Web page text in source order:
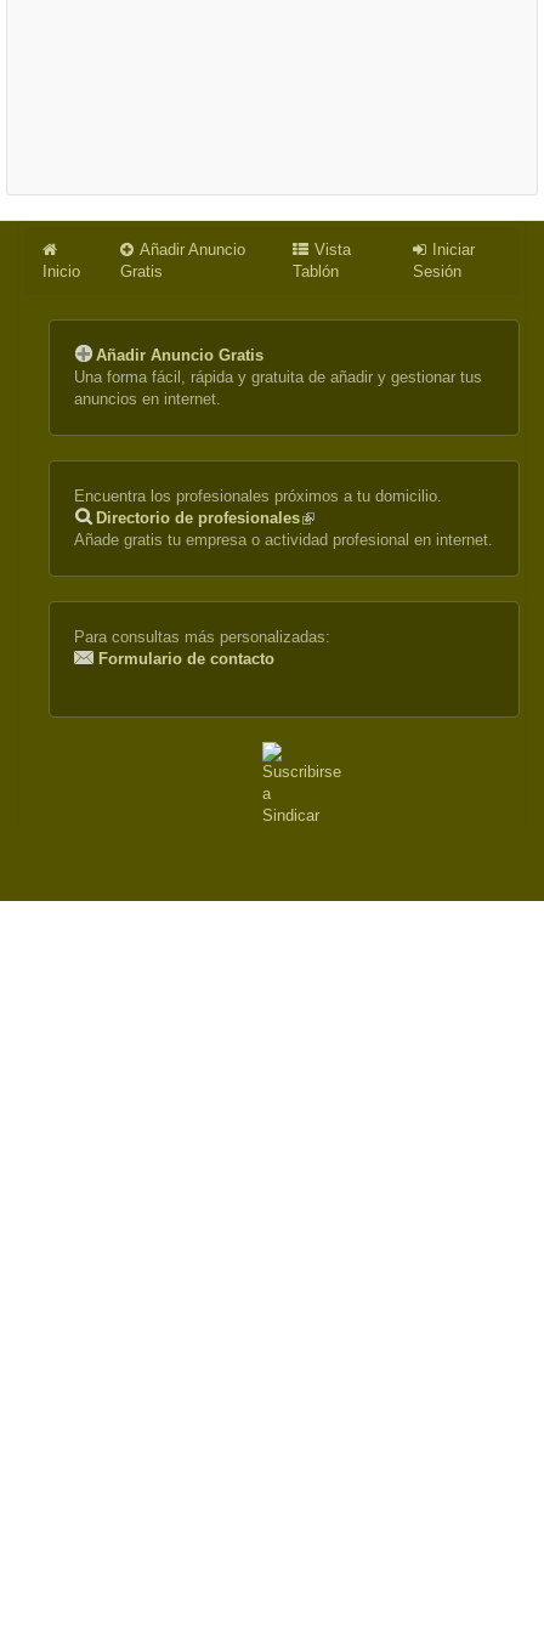
Inicio
Añadir Anuncio
Gratis
Vista
Tablón
Iniciar
Sesión
Añadir Anuncio Gratis
Una forma fácil, rápida y gratuita de añadir y gestionar tus
anuncios en internet.
Encuentra los profesionales próximos a tu domicilio.
Directorio de profesionales(link
is
Añade gratis tu empresa o actividad profesional en internet.
Para consultas más personalizadas:
Formulario de contacto